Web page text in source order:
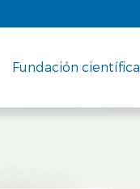
Fundación científica